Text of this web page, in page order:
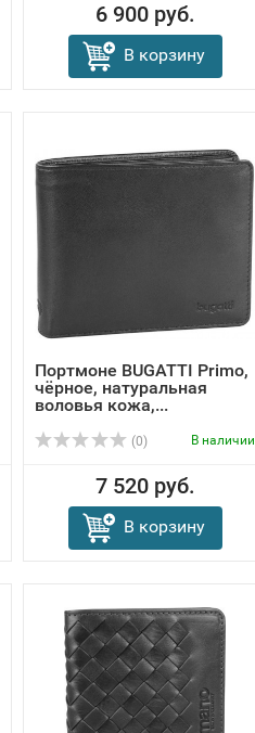
6 900 руб.
В корзину
Портмоне BUGATTI Primo,
чёрное, натуральная
воловья кожа,...
(0) В наличии
7 520 руб.
В корзину